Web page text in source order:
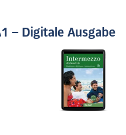
– Digitale Ausgabe